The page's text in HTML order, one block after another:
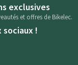
exclusives
et offres de Bikelec.
sociaux !